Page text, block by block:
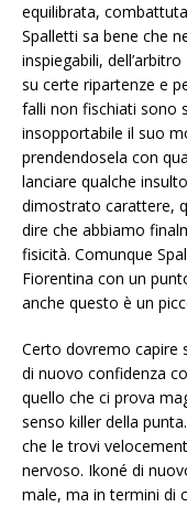
equilibrata,
Spalletti sa bene che
inspiegabili,
su certe ripartenze e
falli non fischiati sono
insopportabile il suo
prendendosela con
lanciare qualche
dimostrato carattere,
dire che abbiamo
fisicità. Comunque
Fiorentina con un
anche questo è un
Certo dovremo capire
di nuovo confidenza
quello che ci prova
senso killer della
che le trovi
nervoso. Ikoné di
male, ma in termini di